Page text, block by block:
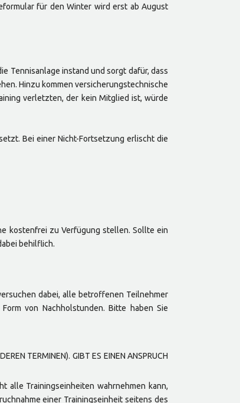
für den Winter wird erst ab August
Tennisanlage instand und sorgt dafür, dass
Hinzu kommen versicherungstechnische
verletzten, der kein Mitglied ist, würde
Bei einer Nicht-Fortsetzung erlischt die
kostenfrei zu Verfügung stellen. Sollte ein
behilflich.
dabei, alle betroffenen Teilnehmer
von Nachholstunden. Bitte haben Sie
TERMINEN). GIBT ES EINEN ANSPRUCH
alle Trainingseinheiten wahrnehmen kann,
einer Trainingseinheit seitens des